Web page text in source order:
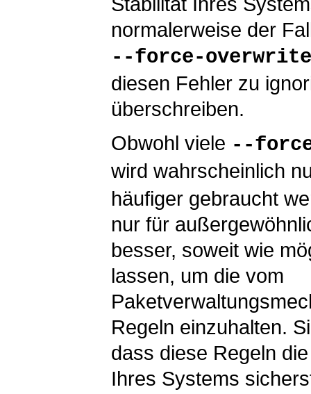
normalerweise der
--force-overwrite
diesen Fehler zu
überschreiben.
Obwohl viele --
wird wahrscheinlich
häufiger gebraucht
nur für
besser, soweit wie
lassen, um die vom
Regeln einzuhalten.
dass diese Regeln
Ihres Systems